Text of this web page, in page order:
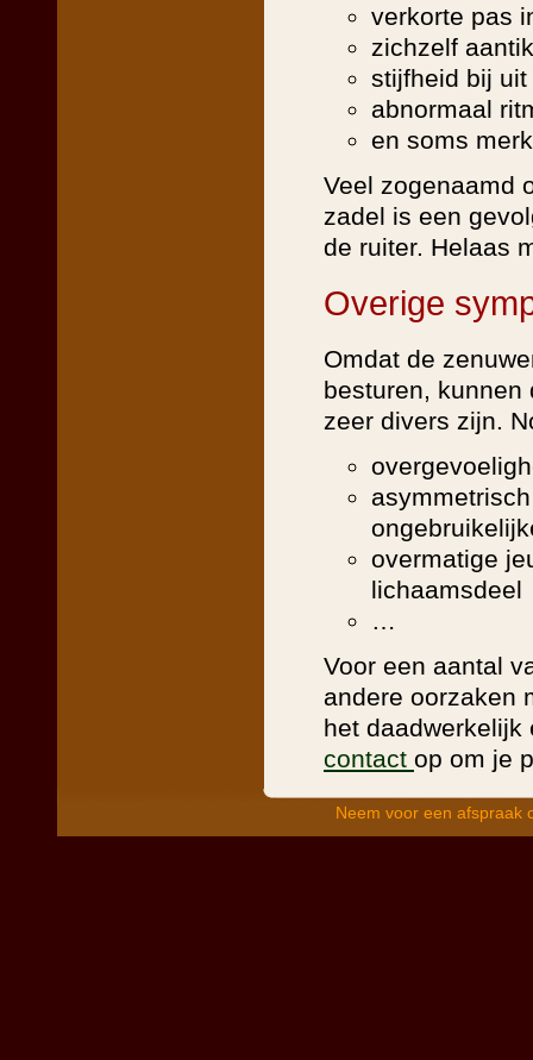
verkorte pas
zichzelf
stijfheid bij
abnormaal
en soms
Veel zogenaamd
zadel is een
de ruiter. Helaas
Overige
Omdat de
besturen, kunnen
zeer divers zijn.
overmatige
lichaamsdeel
…
Voor een aantal
andere oorzaken
het daadwerkelijk
contact op om je
Neem voor een afspraak